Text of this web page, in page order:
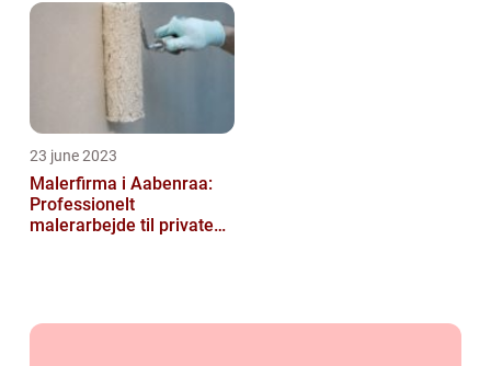
23 june 2023
Malerfirma i Aabenraa:
Professionelt
malerarbejde til private